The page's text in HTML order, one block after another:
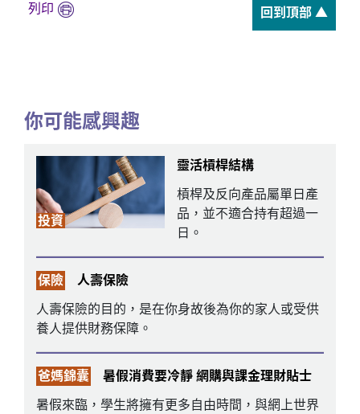
列印 回到頂部 ▲
你可能感興趣
投資
靈活槓桿結構
槓桿及反向產品屬單日產
品，並不適合持有超過一
日。
保險
人壽保險
人壽保險的目的，是在你身故後為你的家人或受供
養人提供財務保障。
爸媽錦囊
暑假消費要冷靜 網購與課金理財貼士
暑假來臨，學生將擁有更多自由時間，與網上世界